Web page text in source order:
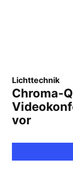
Lichttechnik
Chroma-
vor